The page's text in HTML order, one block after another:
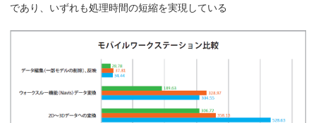
であり、いずれも処理時間の短縮を実現している